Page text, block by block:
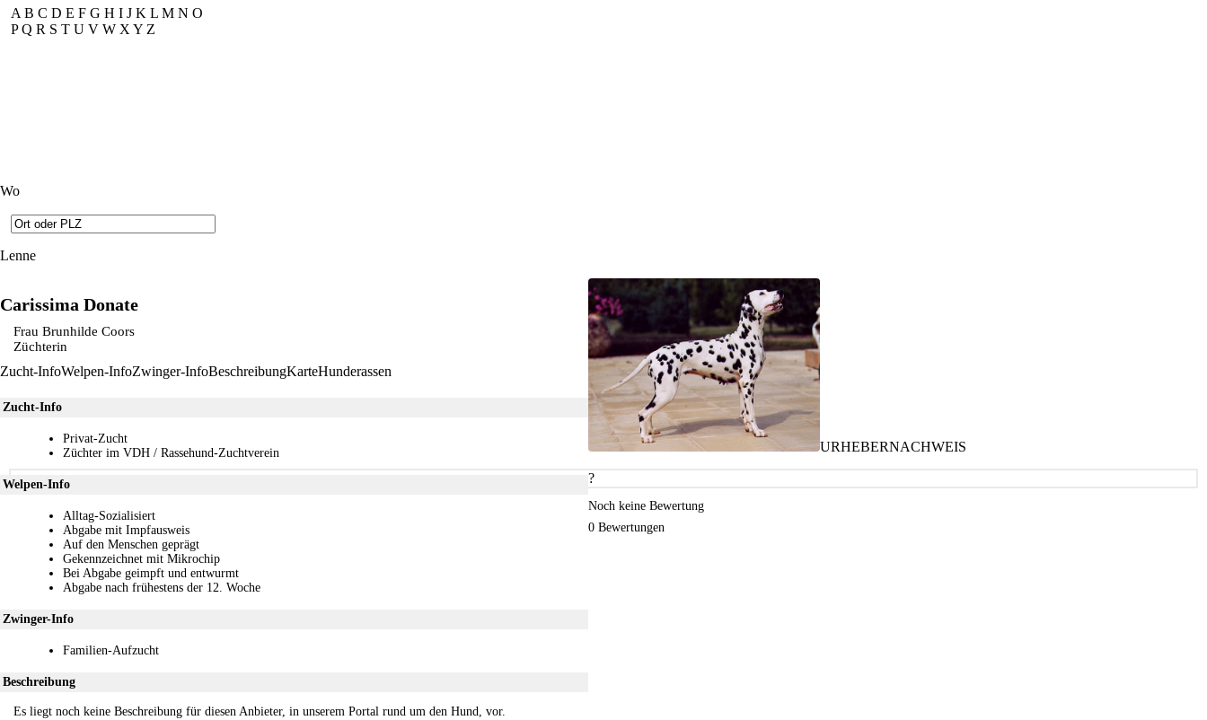
A B C D E F G H I J K L M N O
P Q R S T U V W X Y Z
Wo
Lenne
Carissima Donate
Frau Brunhilde Coors
Züchterin
Zucht-InfoWelpen-InfoZwinger-InfoBeschreibungKarteHunderassen
Zucht-Info
Privat-Zucht
Züchter im VDH / Rassehund-Zuchtverein
Welpen-Info
Alltag-Sozialisiert
Abgabe mit Impfausweis
Auf den Menschen geprägt
Gekennzeichnet mit Mikrochip
Bei Abgabe geimpft und entwurmt
Abgabe nach frühestens der 12. Woche
Zwinger-Info
Familien-Aufzucht
Beschreibung
Es liegt noch keine Beschreibung für diesen Anbieter, in unserem Portal rund um den Hund, vor.
URHEBERNACHWEIS
?
Noch keine Bewertung
0 Bewertungen